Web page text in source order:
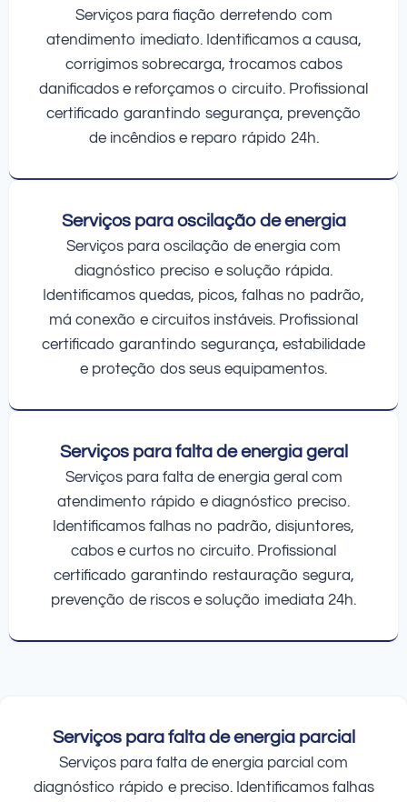
Serviços para fiação derretendo com
atendimento imediato. Identificamos a causa,
corrigimos sobrecarga, trocamos cabos
danificados e reforçamos o circuito. Profissional
certificado garantindo segurança, prevenção
de incêndios e reparo rápido 24h.
Serviços para oscilação de energia
Serviços para oscilação de energia com
diagnóstico preciso e solução rápida.
Identificamos quedas, picos, falhas no padrão,
má conexão e circuitos instáveis. Profissional
certificado garantindo segurança, estabilidade
e proteção dos seus equipamentos.
Serviços para falta de energia geral
Serviços para falta de energia geral com
atendimento rápido e diagnóstico preciso.
Identificamos falhas no padrão, disjuntores,
cabos e curtos no circuito. Profissional
certificado garantindo restauração segura,
prevenção de riscos e solução imediata 24h.
Serviços para falta de energia parcial
Serviços para falta de energia parcial com
diagnóstico rápido e preciso. Identificamos falhas